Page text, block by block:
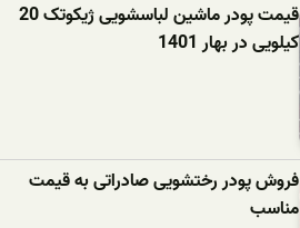
قیمت پودر ماشین لباسشویی ژیکوتک 20
کیلویی در بهار 1401
فروش پودر رختشویی صادراتی به قیمت
مناسب